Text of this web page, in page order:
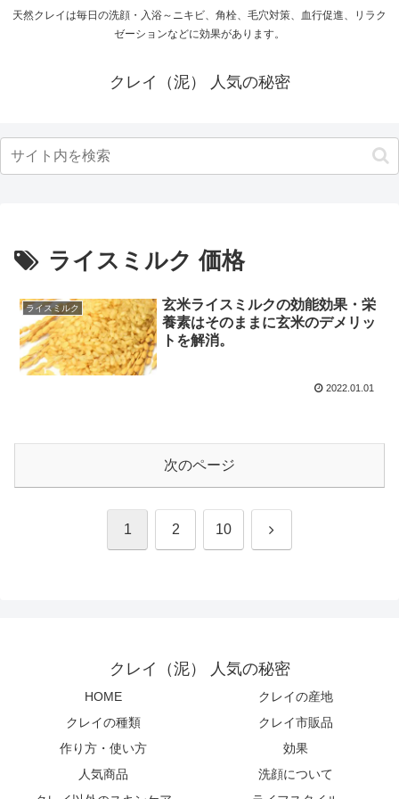
天然クレイは毎日の洗顔・入浴～ニキビ、角栓、毛穴対策、血行促進、リラク
ゼーションなどに効果があります。
クレイ（泥） 人気の秘密
ライスミルク 価格
ライスミルク
玄米ライスミルクの効能効果・栄
養素はそのままに玄米のデメリッ
トを解消。
2022.01.01
次のページ
1 2 10 次
クレイ（泥） 人気の秘密
HOME
クレイの産地
クレイの種類
クレイ市販品
作り方・使い方
効果
人気商品
洗顔について